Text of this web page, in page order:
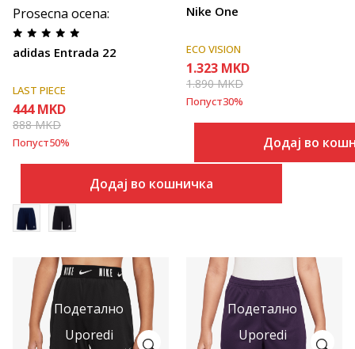
Prosecna ocena:
adidas Entrada 22
LAST PIECE
444 MKD
888MKD
Попуст50%
Додај во кошничка
Nike One
ECO VISION
1.323 MKD
1.890MKD
Попуст30%
Додај во
Подетално
Uporedi
Подетално
Uporedi